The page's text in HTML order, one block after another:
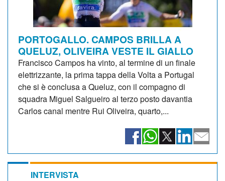
PORTOGALLO. CAMPOS BRILLA A
QUELUZ, OLIVEIRA VESTE IL GIALLO
Francisco Campos ha vinto, al termine di un finale
elettrizzante, la prima tappa della Volta a Portugal
che si è conclusa a Queluz, con il compagno di
squadra Miguel Salgueiro al terzo posto davantia
Carlos canal mentre Rui Oliveira, quarto,...
INTERVISTA